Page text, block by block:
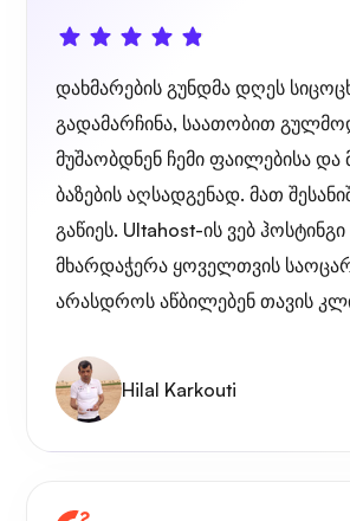
დახმარების გუნდმა დღეს
გადამარჩინა, საათობით
მუშაობდნენ ჩემი ფაილებისა და
ბაზების აღსადგენად. მათ
გაწიეს. Ultahost-ის ვებ
მხარდაჭერა ყოველთვის
არასდროს აწბილებენ თავის
Hilal Karkouti